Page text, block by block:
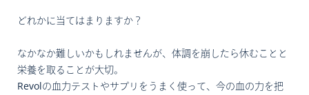
どれかに当てはまりますか？
なかなか難しいかもしれませんが、体調を崩したら休むことと
栄養を取ることが大切。
Revolの血力テストやサプリをうまく使って、今の血の力を把